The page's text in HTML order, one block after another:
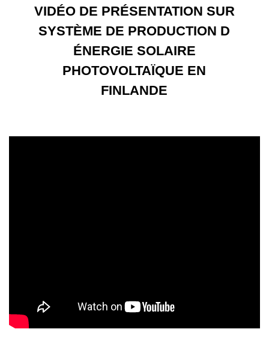
VIDÉO DE PRÉSENTATION SUR
SYSTÈME DE PRODUCTION D
ÉNERGIE SOLAIRE
PHOTOVOLTAÏQUE EN
FINLANDE